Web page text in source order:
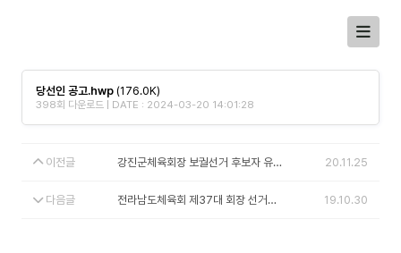
당선인 공고.hwp (176.0K)
398회 다운로드 | DATE : 2024-03-20 14:01:28
이전글 강진군체육회장 보궐선거 후보자 유의사항 (1) 20.11.25
다음글 전라남도체육회 제37대 회장 선거일정 공고 19.10.30